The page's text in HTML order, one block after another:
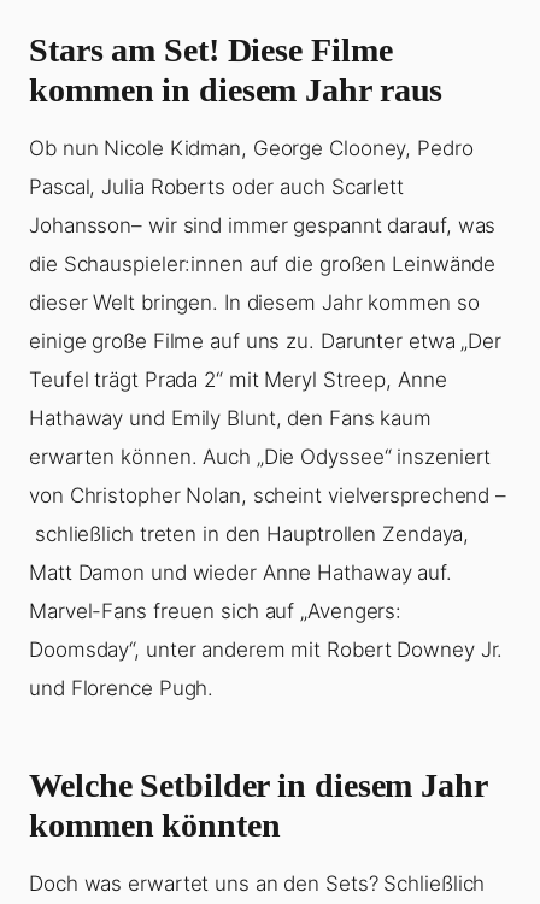
Stars am Set! Diese Filme
kommen in diesem Jahr raus
Ob nun Nicole Kidman, George Clooney, Pedro
Pascal, Julia Roberts oder auch Scarlett
Johansson– wir sind immer gespannt darauf, was
die Schauspieler:innen auf die großen Leinwände
dieser Welt bringen. In diesem Jahr kommen so
einige große Filme auf uns zu. Darunter etwa „Der
Teufel trägt Prada 2“ mit Meryl Streep, Anne
Hathaway und Emily Blunt, den Fans kaum
erwarten können. Auch „Die Odyssee“ inszeniert
von Christopher Nolan, scheint vielversprechend –
schließlich treten in den Hauptrollen Zendaya,
Matt Damon und wieder Anne Hathaway auf.
Marvel-Fans freuen sich auf „Avengers:
Doomsday“, unter anderem mit Robert Downey Jr.
und Florence Pugh.
Welche Setbilder in diesem Jahr
kommen könnten
Doch was erwartet uns an den Sets? Schließlich